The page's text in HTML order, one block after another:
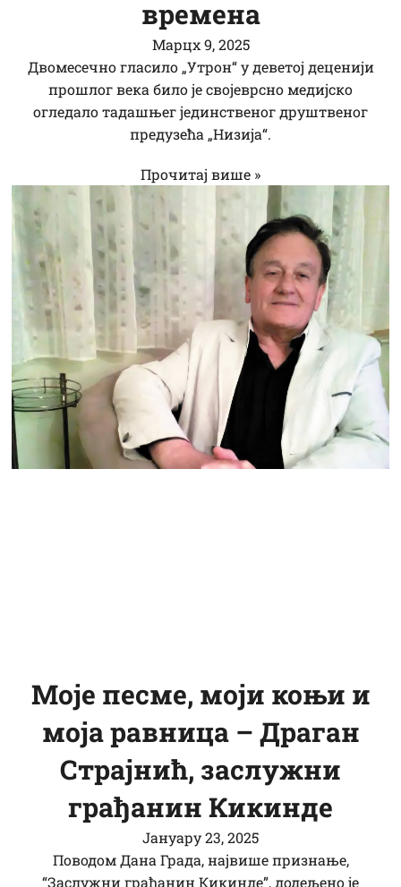
времена
Марцх 9, 2025
Двомесечно гласило „Утрон“ у деветој деценији
прошлог века било је својеврсно медијско
огледало тадашњег јединственог друштвеног
предузећа „Низија“.
Прочитај више »
Моје песме, моји коњи и
моја равница – Драган
Страјнић, заслужни
грађанин Кикинде
Јануарy 23, 2025
Поводом Дана Града, највише признање,
“Заслужни грађанин Кикинде”, додељено је